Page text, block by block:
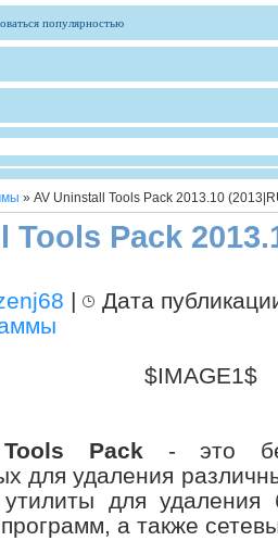
популярностью
» AV Uninstall Tools Pack 2013.10
Tools Pack
|
Дата
$IMAGE1$
Pack - это
для удаления
для
а также